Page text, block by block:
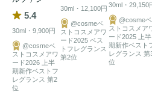
5.4
30ml・9,900円
@cosmeベ
ストコスメアワ
ード2026 上半
期新作ベストフ
レグランス 第2
位
30ml・12,100円
@cosmeベ
ストコスメアワ
ード2025 ベス
トフレグランス
第2位
30ml・29,150
@cosmeベ
ストコスメア
ード2025 上半
期新作ベスト
レグランス 第
位